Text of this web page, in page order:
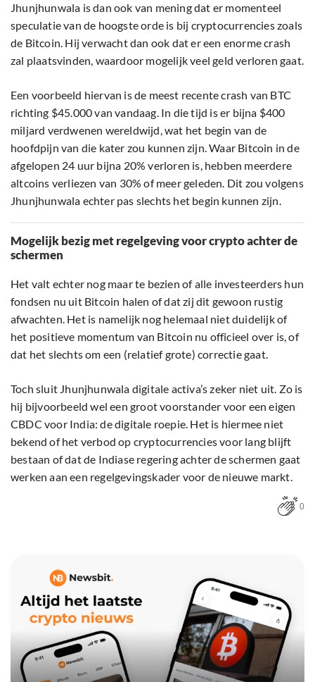
Jhunjhunwala is dan ook van mening dat er momenteel
speculatie van de hoogste orde is bij cryptocurrencies zoals
de Bitcoin. Hij verwacht dan ook dat er een enorme crash
zal plaatsvinden, waardoor mogelijk veel geld verloren gaat.
Een voorbeeld hiervan is de meest recente crash van BTC
richting $45.000 van vandaag. In die tijd is er bijna $400
miljard verdwenen wereldwijd, wat het begin van de
hoofdpijn van die kater zou kunnen zijn. Waar Bitcoin in de
afgelopen 24 uur bijna 20% verloren is, hebben meerdere
altcoins verliezen van 30% of meer geleden. Dit zou volgens
Jhunjhunwala echter pas slechts het begin kunnen zijn.
Mogelijk bezig met regelgeving voor crypto achter de
schermen
Het valt echter nog maar te bezien of alle investeerders hun
fondsen nu uit Bitcoin halen of dat zij dit gewoon rustig
afwachten. Het is namelijk nog helemaal niet duidelijk of
het positieve momentum van Bitcoin nu officieel over is, of
dat het slechts om een (relatief grote) correctie gaat.
Toch sluit Jhunjhunwala digitale activa’s zeker niet uit. Zo is
hij bijvoorbeeld wel een groot voorstander voor een eigen
CBDC voor India: de digitale roepie. Het is hiermee niet
bekend of het verbod op cryptocurrencies voor lang blijft
bestaan of dat de Indiase regering achter de schermen gaat
werken aan een regelgevingskader voor de nieuwe markt.
0